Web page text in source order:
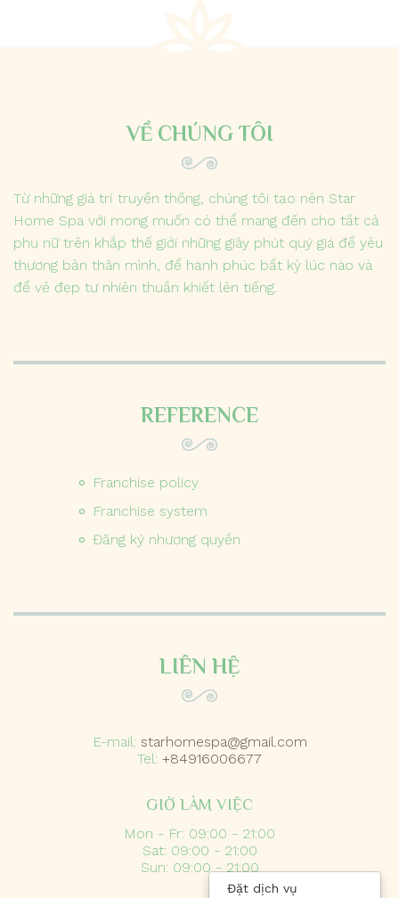
VỀ CHÚNG TÔI
Từ những giá trị truyền thống, chúng tôi tạo nên Star
Home Spa với mong muốn có thể mang đến cho tất cả
phụ nữ trên khắp thế giới những giây phút quý giá để yêu
thương bản thân mình, để hạnh phúc bất kỳ lúc nào và
để vẻ đẹp tự nhiên thuần khiết lên tiếng.
REFERENCE
Franchise policy
Franchise system
Đăng ký nhượng quyền
LIÊN HỆ
E-mail: starhomespa@gmail.com
Tel: +84916006677
GIỜ LÀM VIỆC
Mon - Fr: 09:00 - 21:00
Sat: 09:00 - 21:00
Sun: 09:00 - 21:00
Đặt dịch vụ